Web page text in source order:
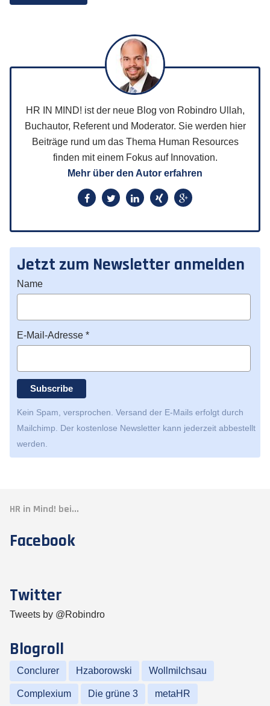
HR IN MIND! ist der neue Blog von Robindro Ullah,
Buchautor, Referent und Moderator. Sie werden hier
Beiträge rund um das Thema Human Resources
finden mit einem Fokus auf Innovation.
Mehr über den Autor erfahren
Jetzt zum Newsletter anmelden
Name
E-Mail-Adresse *
Kein Spam, versprochen. Versand der E-Mails erfolgt durch
Mailchimp. Der kostenlose Newsletter kann jederzeit abbestellt
werden.
HR in Mind! bei...
Facebook
Twitter
Tweets by @Robindro
Blogroll
Conclurer Hzaborowski Wollmilchsau
Complexium Die grüne 3 metaHR